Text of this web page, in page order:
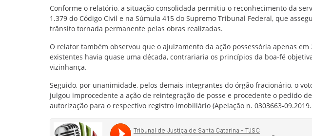
Conforme o relatório, a situação consolidada permitiu o reconhecimento da
1.379 do Código Civil e na Súmula 415 do Supremo Tribunal Federal, que
trânsito tornada permanente pelas obras realizadas.
O relator também observou que o ajuizamento da ação possessória apenas
existentes havia quase uma década, contrariaria os princípios da boa-fé
vizinhança.
Seguido, por unanimidade, pelos demais integrantes do órgão fracionário, o
julgou improcedente a ação de reintegração de posse e procedente o pedido
autorização para o respectivo registro imobiliário (Apelação n. 0303663-